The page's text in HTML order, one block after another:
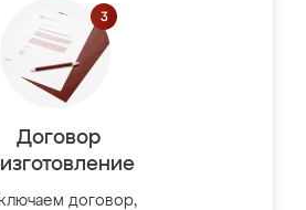
Договор
договор,